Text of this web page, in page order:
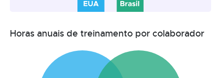
Horas anuais de treinamento por colaborador